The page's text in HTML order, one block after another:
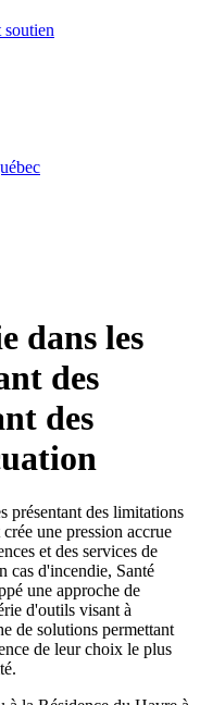
soutien
dans les
des
des
présentant des limitations
une pression accrue
et des services de
cas d'incendie, Santé
une approche de
d'outils visant à
de solutions permettant
de leur choix le plus